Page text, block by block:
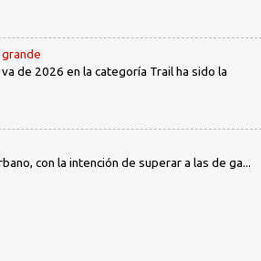
de 2026 en la categoría Trail ha sido la
con la intención de superar a las de ga...